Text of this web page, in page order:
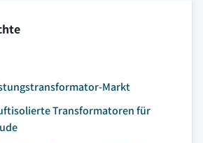
Markt
Transformatoren für